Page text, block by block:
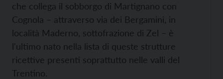
che collega il sobborgo di Martignano con
Cognola – attraverso via dei Bergamini, in
località Maderno, sottofrazione di Zel – è
l'ultimo nato nella lista di queste strutture
ricettive presenti soprattutto nelle valli del
Trentino.